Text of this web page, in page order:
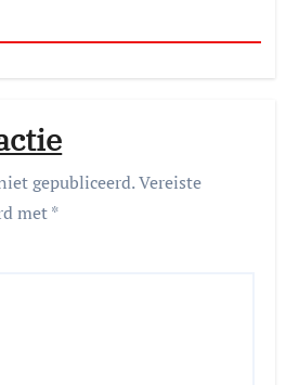
gepubliceerd.Vereiste
met*